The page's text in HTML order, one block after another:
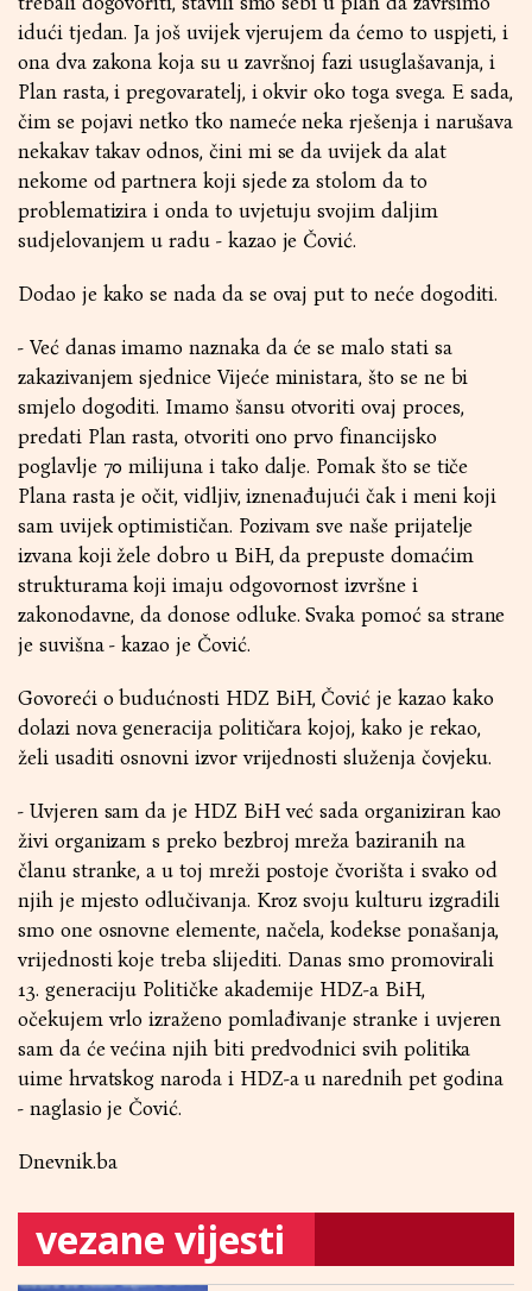
idući tjedan. Ja još uvijek vjerujem da ćemo to uspjeti, i
ona dva zakona koja su u završnoj fazi usuglašavanja, i
Plan rasta, i pregovaratelj, i okvir oko toga svega. E sada,
čim se pojavi netko tko nameće neka rješenja i narušava
nekakav takav odnos, čini mi se da uvijek da alat
nekome od partnera koji sjede za stolom da to
problematizira i onda to uvjetuju svojim daljim
sudjelovanjem u radu - kazao je Čović.
Dodao je kako se nada da se ovaj put to neće dogoditi.
- Već danas imamo naznaka da će se malo stati sa
zakazivanjem sjednice Vijeće ministara, što se ne bi
smjelo dogoditi. Imamo šansu otvoriti ovaj proces,
predati Plan rasta, otvoriti ono prvo financijsko
poglavlje 70 milijuna i tako dalje. Pomak što se tiče
Plana rasta je očit, vidljiv, iznenađujući čak i meni koji
sam uvijek optimističan. Pozivam sve naše prijatelje
izvana koji žele dobro u BiH, da prepuste domaćim
strukturama koji imaju odgovornost izvršne i
zakonodavne, da donose odluke. Svaka pomoć sa strane
je suvišna - kazao je Čović.
Govoreći o budućnosti HDZ BiH, Čović je kazao kako
dolazi nova generacija političara kojoj, kako je rekao,
želi usaditi osnovni izvor vrijednosti služenja čovjeku.
- Uvjeren sam da je HDZ BiH već sada organiziran kao
živi organizam s preko bezbroj mreža baziranih na
članu stranke, a u toj mreži postoje čvorišta i svako od
njih je mjesto odlučivanja. Kroz svoju kulturu izgradili
smo one osnovne elemente, načela, kodekse ponašanja,
vrijednosti koje treba slijediti. Danas smo promovirali
13. generaciju Političke akademije HDZ-a BiH,
očekujem vrlo izraženo pomlađivanje stranke i uvjeren
sam da će većina njih biti predvodnici svih politika
uime hrvatskog naroda i HDZ-a u narednih pet godina
- naglasio je Čović.
Dnevnik.ba
vezane vijesti